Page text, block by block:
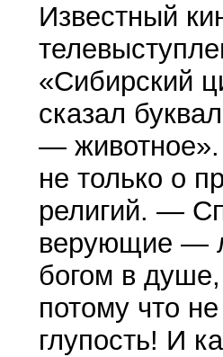
Известный
«Сибирский
сказал
— животное».
не только о
религий. —
верующие —
богом в
потому что
глупость! И